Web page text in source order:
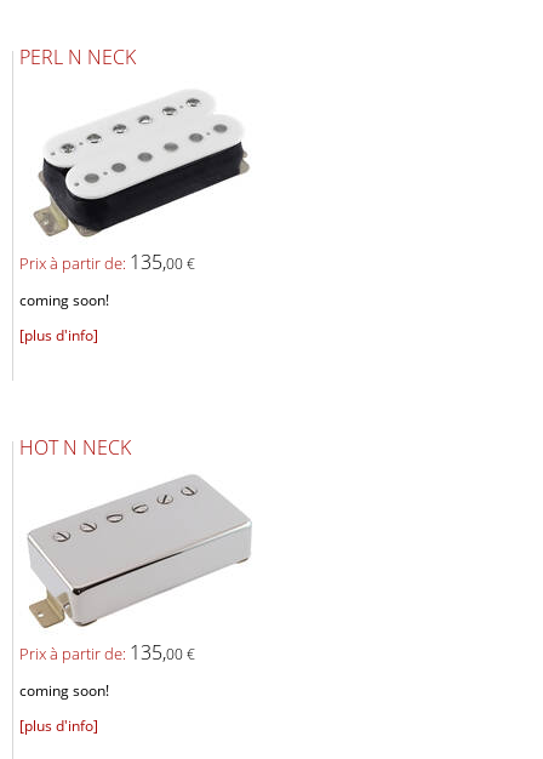
PERL N NECK
Prix ​​à partir de: 135,00 €
coming soon!
[plus d'info]
HOT N NECK
Prix ​​à partir de: 135,00 €
coming soon!
[plus d'info]